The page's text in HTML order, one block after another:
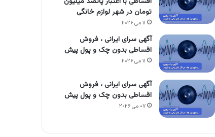
تومان در شهر لوازم خانگی
۱۱ می ۲۰۲۶
آگهی سرای ایرانی ، فروش
اقساطی بدون چک و پول پیش
۱۱ می ۲۰۲۶
آگهی سرای ایرانی ، فروش
اقساطی بدون چک و پول پیش
۰۷ می ۲۰۲۶